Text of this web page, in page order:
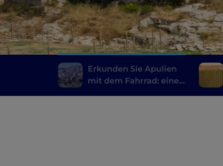
Erkunden Sie Apulien
mit dem Fahrrad: eine